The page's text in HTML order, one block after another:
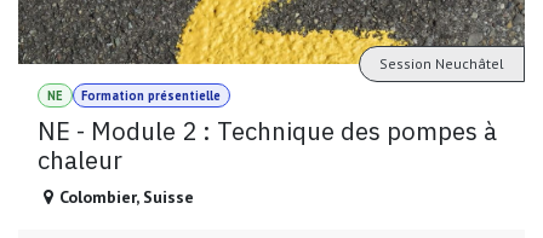
NE Formation présentielle
NE - Module 2 : Technique des pompes à
chaleur
Session Neuchâtel
Colombier, Suisse